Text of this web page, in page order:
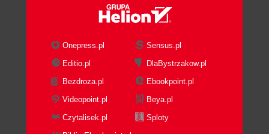
Onepress.pl
Sensus.pl
Editio.pl
DlaBystrzakow.pl
Bezdroza.pl
Ebookpoint.pl
Videopoint.pl
Beya.pl
Czytalisek.pl
Sploty